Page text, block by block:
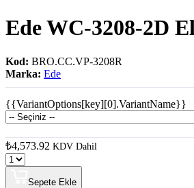
Ede WC-3208-2D
Kod: BRO.CC.VP-3208R
Marka: Ede
{{VariantOptions[key][0].VariantName}}
₺4,573.92 KDV Dahil
Sepete Ekle